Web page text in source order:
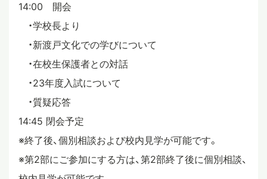
14:00 開会
・学校長より
・新渡戸文化での学びについて
・在校生保護者との対話
・23年度入試について
・質疑応答
14:45 閉会予定
※終了後、個別相談および校内見学が可能です。
※第2部にご参加にする方は、第2部終了後に個別相談、